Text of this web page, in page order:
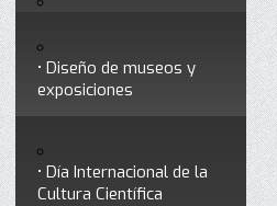
Socios vigentes
Consejo Directivo
profesionales
Servicios
Diseño de museos y
exposiciones
formar divulgadores
Día Internacional de la
Cultura Científica